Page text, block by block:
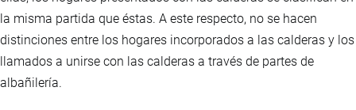
la misma partida que éstas. A este respecto, no se hacen
distinciones entre los hogares incorporados a las calderas y los
llamados a unirse con las calderas a través de partes de
albañilería.